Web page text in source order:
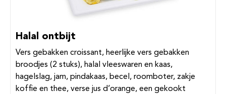
Halal ontbijt
Vers gebakken croissant, heerlijke vers gebakken
broodjes (2 stuks), halal vleeswaren en kaas,
hagelslag, jam, pindakaas, becel, roomboter, zakje
koffie en thee, verse jus d’orange, een gekookt